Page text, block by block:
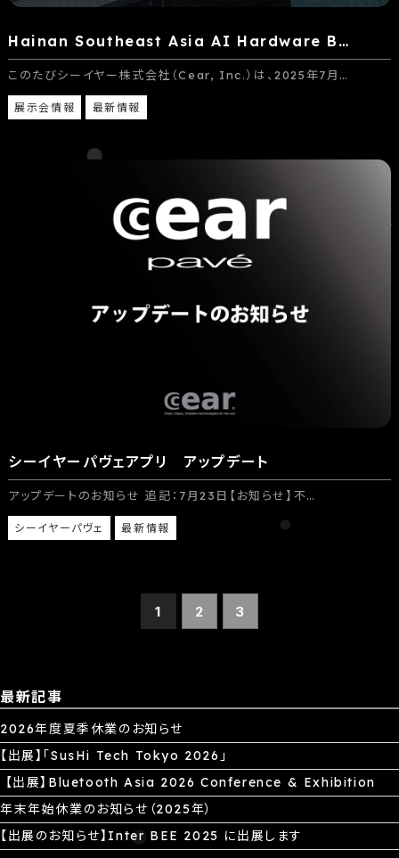
Hainan Southeast Asia AI Hardware B…
このたびシーイヤー株式会社（Cear, Inc.）は、2025年7月…
展示会情報 最新情報
シーイヤーパヴェアプリ アップデート
アップデートのお知らせ 追記：7月23日【お知らせ】不…
シーイヤーパヴェ 最新情報
1 2 3
最新記事
2026年度夏季休業のお知らせ
【出展】「SusHi Tech Tokyo 2026」
【出展】Bluetooth Asia 2026 Conference & Exhibition
年末年始休業のお知らせ（2025年）
【出展のお知らせ】Inter BEE 2025 に出展します